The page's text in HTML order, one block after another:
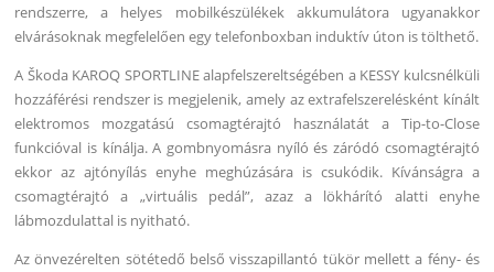
rendszerre, a helyes mobilkészülékek akkumulátora ugyanakkor
elvárásoknak megfelelően egy telefonboxban induktív úton is tölthető.
A Škoda KAROQ SPORTLINE alapfelszereltségében a KESSY kulcsnélküli
hozzáférési rendszer is megjelenik, amely az extrafelszerelésként kínált
elektromos mozgatású csomagtérajtó használatát a Tip-to-Close
funkcióval is kínálja. A gombnyomásra nyíló és záródó csomagtérajtó
ekkor az ajtónyílás enyhe meghúzására is csukódik. Kívánságra a
csomagtérajtó a „virtuális pedál”, azaz a lökhárító alatti enyhe
lábmozdulattal is nyitható.
Az önvezérelten sötétedő belső visszapillantó tükör mellett a fény- és